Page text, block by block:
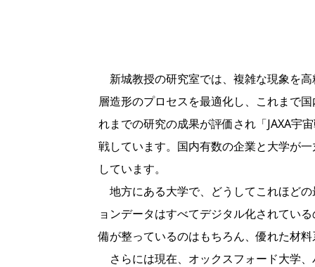
新城教授の研究室では、複雑な現象を
層造形のプロセスを最適化し、これまで
れまでの研究の成果が評価され「JAXA宇
戦しています。国内有数の企業と大学が
しています。
地方にある大学で、どうしてこれほど
ョンデータはすべてデジタル化されてい
備が整っているのはもちろん、優れた材
さらには現在、オックスフォード大学